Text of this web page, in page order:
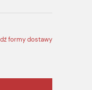
formy dostawy